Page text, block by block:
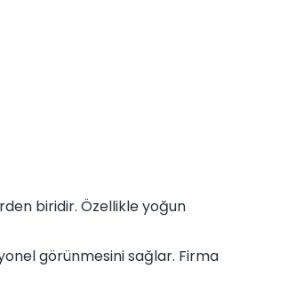
biridir. Özellikle yoğun
görünmesini sağlar. Firma